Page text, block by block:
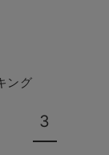
ング
3